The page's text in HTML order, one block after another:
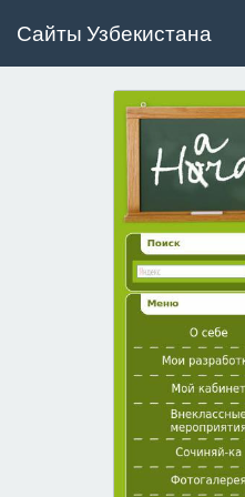
Сайты Узбекистана